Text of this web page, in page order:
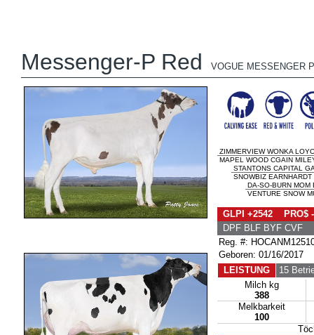
Messenger-P Red VOGUE MESSENGER
ZIMMERVIEW WONKA
MAPEL WOOD CGAIN
STANTONS CAPITAL
SNOWBIZ
DA-SO-BURN MOM
VENTURE SNOW
GLPI +2542 PRO$ -
DPF BLF BYF CVF
Reg. #:
Geboren: 01/16/2017
LEISTUNG
15
Milch kg
388
Melkbarkeit
100